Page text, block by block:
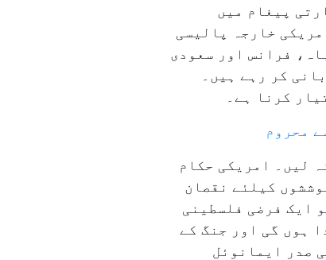
پیغام میں
خارجہ پالیسی
فرانس اور سعودی
کر رہے ہیں۔
کرنا ہے۔
لیں۔ امریکی حکام
کیلئے نقصان
ایک فرضی فلسطینی
ہوں گی اور جنگ کے
صدر ایمانوئل